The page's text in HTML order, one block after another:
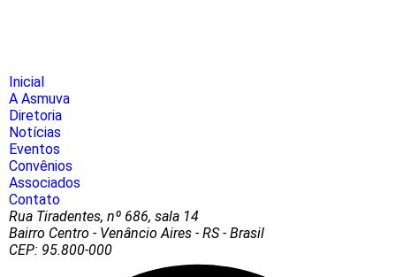
Inicial
A Asmuva
Diretoria
Notícias
Eventos
Convênios
Associados
Contato
Rua Tiradentes, nº 686, sala 14
Bairro Centro - Venâncio Aires - RS - Brasil
CEP: 95.800-000